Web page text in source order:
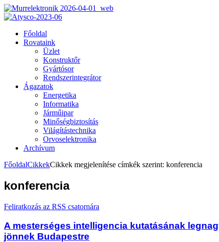
Főoldal
Rovataink
Üzlet
Konstruktőr
Gyártósor
Rendszerintegrátor
Ágazatok
Energetika
Informatika
Járműipar
Minőségbiztosítás
Világítástechnika
Orvoselektronika
Archívum
FőoldalCikkekCikkek megjelenítése címkék szerint: konferencia
konferencia
Feliratkozás az RSS csatornára
A mesterséges intelligencia kutatásának
jönnek Budapestre